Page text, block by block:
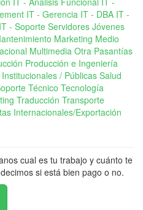
IT - Gerencia IT - DBA IT -
IT - Soporte Servidores Jóvenes
Marketing Medio
Multimedia Otra Pasantías
Producción e Ingeniería
/ Públicas Salud
Técnico Tecnología
Traducción Transporte
Internacionales/Exportación
cual es tu trabajo y cuánto te
si está bien pago o no.